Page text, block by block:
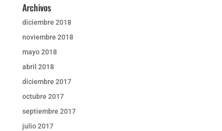
Archivos
diciembre 2018
noviembre 2018
mayo 2018
abril 2018
diciembre 2017
octubre 2017
septiembre 2017
julio 2017